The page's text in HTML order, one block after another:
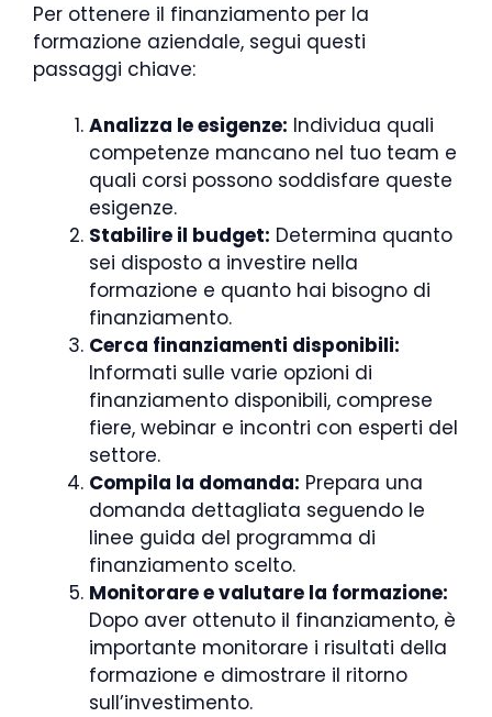
Per ottenere il finanziamento per la
formazione aziendale, segui questi
passaggi chiave:
Analizza le esigenze: Individua quali
competenze mancano nel tuo team e
quali corsi possono soddisfare queste
esigenze.
Stabilire il budget: Determina quanto
sei disposto a investire nella
formazione e quanto hai bisogno di
finanziamento.
Cerca finanziamenti disponibili:
Informati sulle varie opzioni di
finanziamento disponibili, comprese
fiere, webinar e incontri con esperti del
settore.
Compila la domanda: Prepara una
domanda dettagliata seguendo le
linee guida del programma di
finanziamento scelto.
Monitorare e valutare la formazione:
Dopo aver ottenuto il finanziamento, è
importante monitorare i risultati della
formazione e dimostrare il ritorno
sull’investimento.